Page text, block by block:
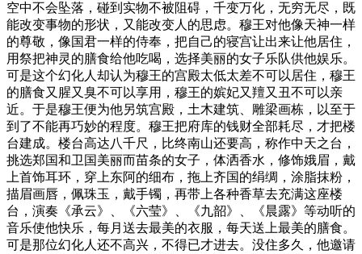
空中不会坠落，碰到实物不被阻碍，千变万化，无穷无尽，既
能改变事物的形状，又能改变人的思虑。穆王对他像天神一样
的尊敬，像国君一样的侍奉，把自己的寝宫让出来让他居住，
用祭把神灵的膳食给他吃喝，选择美丽的女子乐队供他娱乐。
可是这个幻化人却认为穆王的宫殿太低太差不可以居住，穆王
的膳食又腥又臭不可以享用，穆王的嫔妃又羶又丑不可以亲
近。于是穆王便为他另筑宫殿，土木建筑、雕梁画栋，以至于
到了不能再巧妙的程度。穆王把府库的钱财全部耗尽，才把楼
台建成。楼台高达八千尺，比终南山还要高，称作中天之台，
挑选郑国和卫国美丽而苗条的女子，体洒香水，修饰娥眉，戴
上首饰耳环，穿上东阿的细布，拖上齐国的绢绸，涂脂抹粉，
描眉画唇，佩珠玉，戴手镯，再带上各种香草去充满这座楼
台，演奏《承云》、《六莹》、《九韶》、《晨露》等动听的
音乐使他快乐，每月送去最美的衣服，每天送上最美的膳食。
可是那位幻化人还不高兴，不得已才进去。没住多久，他邀请